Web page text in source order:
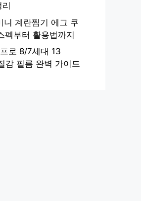
니 계란찜기 에그 쿠
펙부터 활용법까지
로 8/7세대 13
감 필름 완벽 가이드